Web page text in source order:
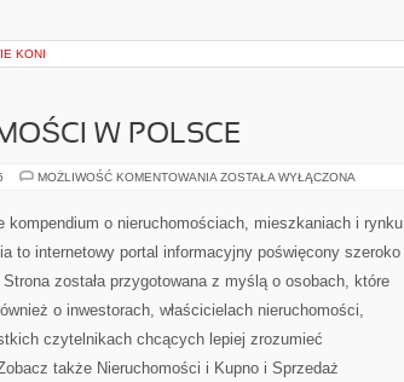
KONI
W POLSCE
MOŻLIWOŚĆ KOMENTOWANIA RYNEK
POLSCE
ZOSTAŁA WYŁĄCZONA
kompendium o nieruchomościach, mieszkaniach i rynku
to internetowy portal informacyjny poświęcony szeroko
została przygotowana z myślą o osobach, które
o inwestorach, właścicielach nieruchomości,
czytelnikach chcących lepiej zrozumieć
także Nieruchomości i Kupno i Sprzedaż